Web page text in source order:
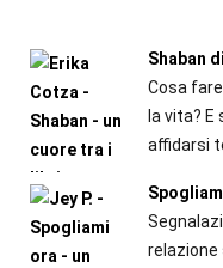
Shaban
Cosa
la vita?
affidarsi
relazione